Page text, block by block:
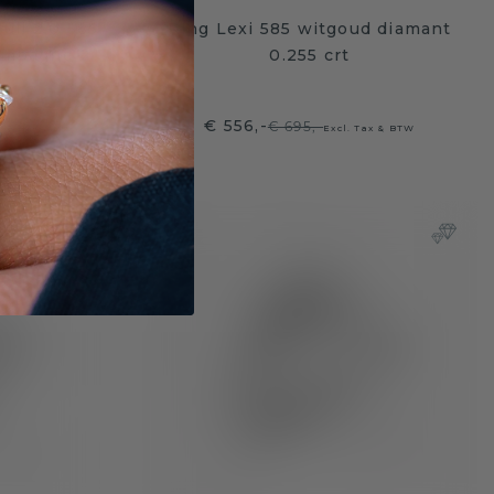
2.0 585
2
& BTW
Ring Lexi 585 witgoud diamant
0.255 crt
€ 556,-€ 695,-Excl. Tax & BTW